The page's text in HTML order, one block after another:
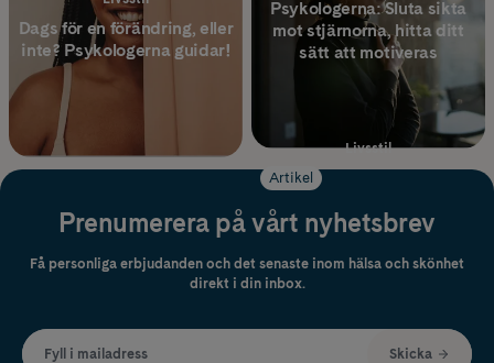
Psykologerna: Sluta sikta
mot stjärnorna, hitta ditt
sätt att motiveras
Dags för en förändring, eller
inte? Psykologerna guidar!
Artikel
Livsstil
Must-haves i
Prenumerera på vårt nyhetsbrev
Få personliga erbjudanden och det senaste inom hälsa och skönhet
direkt i din inbox.
Fyll i mailadress Skicka